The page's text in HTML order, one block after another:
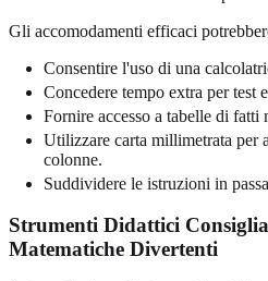
Gli accomodamenti efficaci
Consentire l'uso di una
Concedere tempo extra per test
Fornire accesso a tabelle di fatti
Utilizzare carta millimetrata per
colonne.
Suddividere le istruzioni in
Strumenti Didattici
Matematiche Divertenti